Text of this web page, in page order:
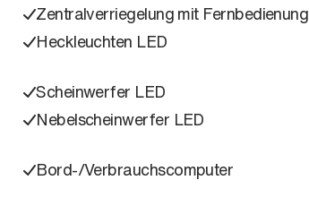
Zentralverriegelung mit Fernbedienung
Heckleuchten LED
Scheinwerfer LED
Nebelscheinwerfer LED
Bord-/Verbrauchscomputer